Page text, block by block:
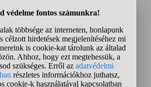
halált okozó, vagy különös
büntetendő cselekményre
kívánságot fejez ki, ha súlyosabb
valósul meg, vétség miatt egy évig
büntetendő.
lehet komolyan venni név és arc
Ott mindenki nagyon